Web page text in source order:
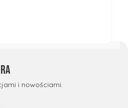
i nowościami.